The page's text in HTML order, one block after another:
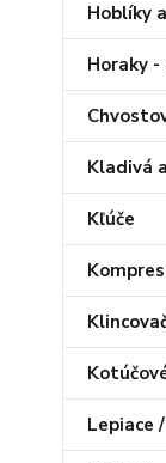
Hoblíky
Horaky
Kladivá
Kľúče
Lepiace